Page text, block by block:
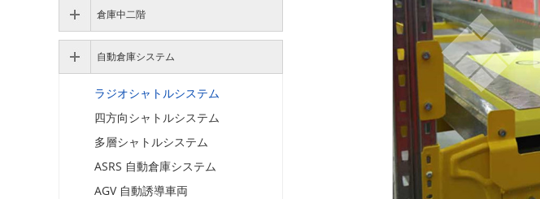
倉庫中二階
自動倉庫システム
ラジオシャトルシステム
四方向シャトルシステム
多層シャトルシステム
ASRS 自動倉庫システム
AGV 自動誘導車両